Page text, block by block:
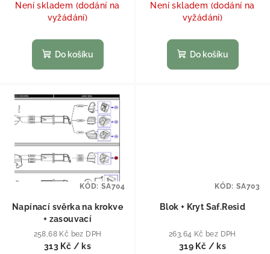
Není skladem (dodání na
vyžádání)
Do košíku
Není skladem (dodání na
vyžádání)
Do košíku
Napínací svěrka na krokve
+ zasouvací
258,68 Kč bez DPH
313 Kč / ks
KÓD: SA704
Blok + Kryt Saf.Resid
263,64 Kč bez DPH
319 Kč / ks
KÓD: SA703